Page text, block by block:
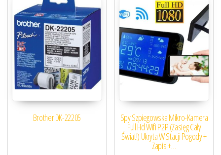
Brother DK-22205 Spy Szpiegowska Mikro-Kamera
Full Hd Wifi P2P (Zasięg Cały
Świat!) Ukryta W Stacji Pogody +
Zapis +…